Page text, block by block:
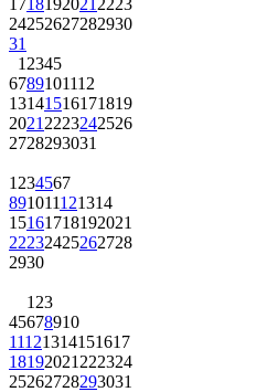
24252627282930
31
1 2345
6789101112
13141516171819
2021 2223242526
2728293031
1 234567
891011121314
15161718192021
22232425262728
2930
1 23
45678910
11121314151617
18192021 222324
25262728293031